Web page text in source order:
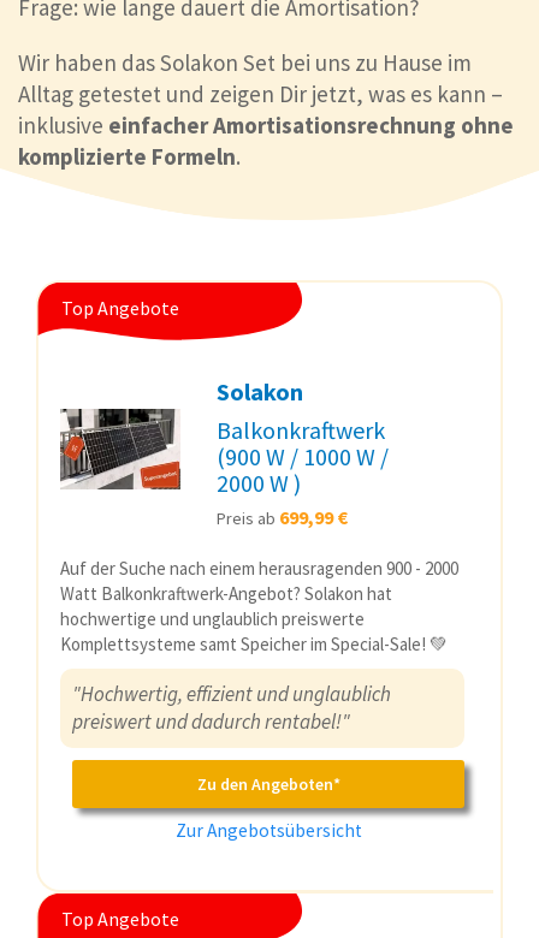
Frage: wie lange dauert die Amortisation?
Wir haben das Solakon Set bei uns zu Hause im
Alltag getestet und zeigen Dir jetzt, was es kann –
inklusive einfacher Amortisationsrechnung ohne
komplizierte Formeln.
Top Angebote
Solakon
Balkonkraftwerk
(900 W / 1000 W /
2000 W )
Preis ab 699,99 €
Auf der Suche nach einem herausragenden 900 - 2000
Watt Balkonkraftwerk-Angebot? Solakon hat
hochwertige und unglaublich preiswerte
Komplettsysteme samt Speicher im Special-Sale! 💚
"Hochwertig, effizient und unglaublich
preiswert und dadurch rentabel!"
Zu den Angeboten*
Zur Angebotsübersicht
Top Angebote